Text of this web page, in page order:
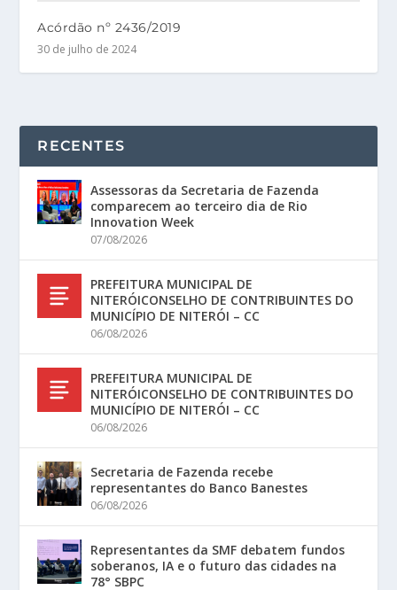
Acórdão nº 2436/2019
30 de julho de 2024
RECENTES
Assessoras da Secretaria de Fazenda
comparecem ao terceiro dia de Rio
Innovation Week
07/08/2026
PREFEITURA MUNICIPAL DE
NITERÓICONSELHO DE CONTRIBUINTES DO
MUNICÍPIO DE NITERÓI – CC
06/08/2026
PREFEITURA MUNICIPAL DE
NITERÓICONSELHO DE CONTRIBUINTES DO
MUNICÍPIO DE NITERÓI – CC
06/08/2026
Secretaria de Fazenda recebe
representantes do Banco Banestes
06/08/2026
Representantes da SMF debatem fundos
soberanos, IA e o futuro das cidades na
78° SBPC